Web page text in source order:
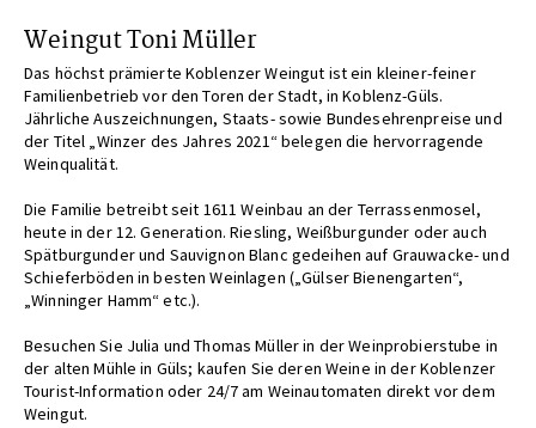
Weingut Toni Müller
Das höchst prämierte Koblenzer Weingut ist ein kleiner-feiner
Familienbetrieb vor den Toren der Stadt, in Koblenz-Güls.
Jährliche Auszeichnungen, Staats- sowie Bundesehrenpreise und
der Titel „Winzer des Jahres 2021“ belegen die hervorragende
Weinqualität.
Die Familie betreibt seit 1611 Weinbau an der Terrassenmosel,
heute in der 12. Generation. Riesling, Weißburgunder oder auch
Spätburgunder und Sauvignon Blanc gedeihen auf Grauwacke- und
Schieferböden in besten Weinlagen („Gülser Bienengarten“,
„Winninger Hamm“ etc.).
Besuchen Sie Julia und Thomas Müller in der Weinprobierstube in
der alten Mühle in Güls; kaufen Sie deren Weine in der Koblenzer
Tourist-Information oder 24/7 am Weinautomaten direkt vor dem
Weingut.